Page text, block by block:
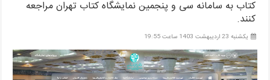
کتاب به سامانه سی و پنجمین نمایشگاه کتاب تهران مراجعه
کنند.
یکشنبه 23 اردیبهشت 1403 ساعت 19:55